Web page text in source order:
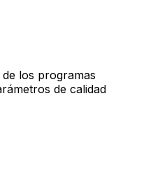
los programas
de calidad